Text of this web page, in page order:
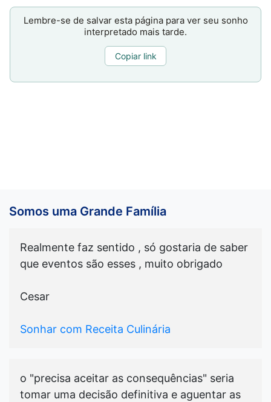
Lembre-se de salvar esta página para ver seu sonho
interpretado mais tarde.
Copiar link
Somos uma Grande Família
Realmente faz sentido , só gostaria de saber
que eventos são esses , muito obrigado
Cesar
Sonhar com Receita Culinária
o "precisa aceitar as consequências" seria
tomar uma decisão definitiva e aguentar as